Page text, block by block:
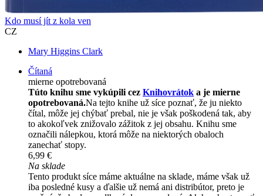
Kdo musí jít z kola ven
CZ
Mary Higgins Clark
Čítaná
mierne opotrebovaná
Túto knihu sme vykúpili cez Knihovrátok a je mierne
opotrebovaná.Na tejto knihe už síce poznať, že ju niekto
čítal, môže jej chýbať prebal, nie je však poškodená tak, aby
to akokoľvek znižovalo zážitok z jej obsahu. Knihu sme
označili nálepkou, ktorá môže na niektorých obaloch
zanechať stopy.
6,99 €
Na sklade
Tento produkt síce máme aktuálne na sklade, máme však už
iba posledné kusy a ďalšie už nemá ani distribútor, preto je